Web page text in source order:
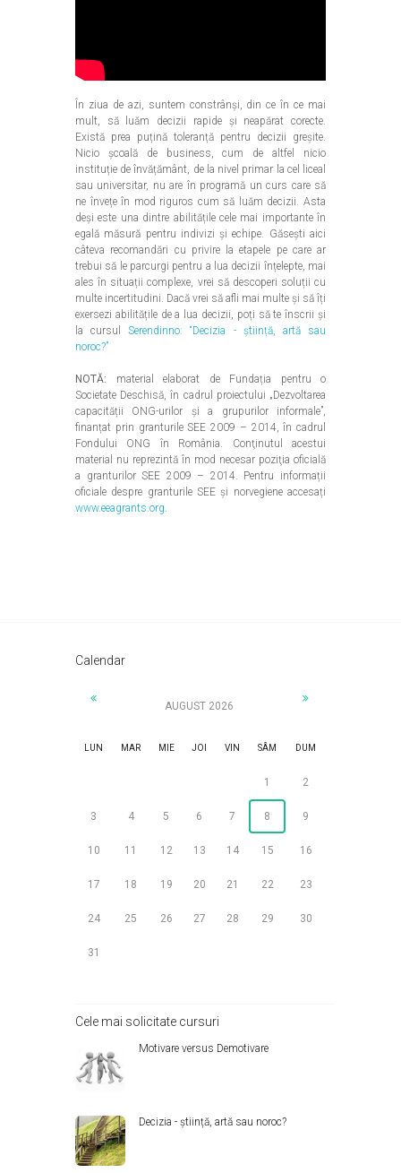
În ziua de azi, suntem constrânși, din ce în ce mai
mult, să luăm decizii rapide și neapărat corecte.
Există prea puțină toleranță pentru decizii greșite.
Nicio școală de business, cum de altfel nicio
instituție de învățământ, de la nivel primar la cel liceal
sau universitar, nu are în programă un curs care să
ne învețe în mod riguros cum să luăm decizii. Asta
deși este una dintre abilitățile cele mai importante în
egală măsură pentru indivizi și echipe. Găsești aici
câteva recomandări cu privire la etapele pe care ar
trebui să le parcurgi pentru a lua decizii înțelepte, mai
ales în situații complexe, vrei să descoperi soluții cu
multe incertitudini. Dacă vrei să afli mai multe și să îți
exersezi abilitățile de a lua decizii, poți să te înscrii și
la cursulSerendinno: “Decizia - știință, artă sau
noroc?”
NOTĂ: material elaborat de Fundația pentru o
Societate Deschisă, în cadrul proiectului „Dezvoltarea
capacității ONG-urilor și a grupurilor informale”,
finanțat prin granturile SEE 2009 – 2014, în cadrul
Fondului ONG în România. Conţinutul acestui
material nu reprezintă în mod necesar poziţia oficială
a granturilor SEE 2009 – 2014. Pentru informații
oficiale despre granturile SEE și norvegiene accesați
www.eeagrants.org.
Calendar
AUGUST 2026
LUN MAR MIE JOI VIN SÂM DUM
1 2
3 4 5 6 7 8 9
10 11 12 13 14 15 16
17 18 19 20 21 22 23
24 25 26 27 28 29 30
31
Cele mai solicitate cursuri
Motivare versus Demotivare
Decizia - știință, artă sau noroc?